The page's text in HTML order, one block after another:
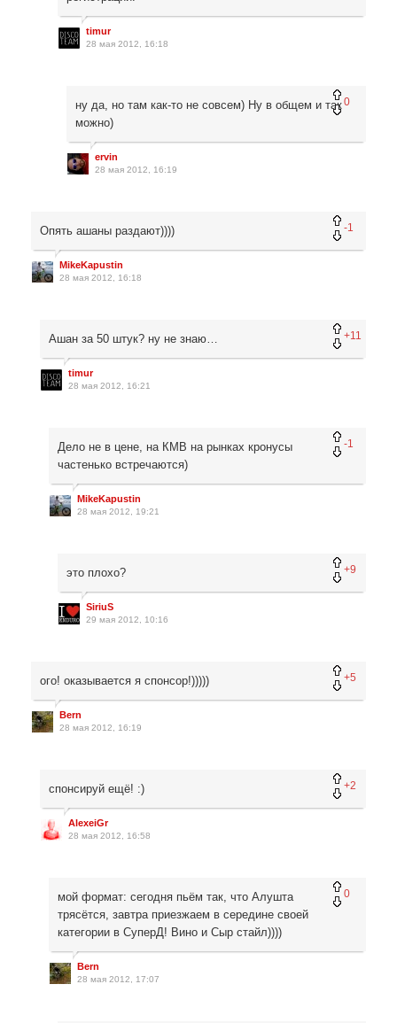
timur
28 мая 2012, 16:18
0
ну да, но там как-то не совсем) Ну в общем и так
можно)
ervin
28 мая 2012, 16:19
-1
Опять ашаны раздают))))
MikeKapustin
28 мая 2012, 16:18
+11
Ашан за 50 штук? ну не знаю…
timur
28 мая 2012, 16:21
-1
Дело не в цене, на КМВ на рынках кронусы
частенько встречаются)
MikeKapustin
28 мая 2012, 19:21
+9
это плохо?
SiriuS
29 мая 2012, 10:16
+5
ого! оказывается я спонсор!)))))
Bern
28 мая 2012, 16:19
+2
спонсируй ещё! :)
AlexeiGr
28 мая 2012, 16:58
0
мой формат: сегодня пьём так, что Алушта
трясётся, завтра приезжаем в середине своей
категории в СуперД! Вино и Сыр стайл))))
Bern
28 мая 2012, 17:07